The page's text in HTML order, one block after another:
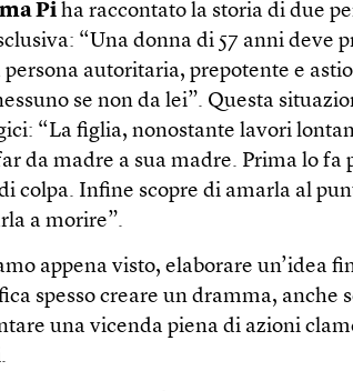
Pi ha raccontato la storia di due
“Una donna di 57 anni deve
autoritaria, prepotente e
se non da lei”. Questa
“La figlia, nonostante lavori
da madre a sua madre. Prima lo fa
colpa. Infine scopre di amarla al
a morire”.
appena visto, elaborare un’idea
spesso creare un dramma, anche
una vicenda piena di azioni